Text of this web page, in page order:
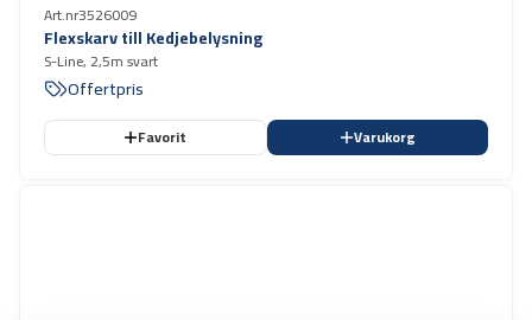
Art.nr3526009
Flexskarv till Kedjebelysning
S-Line, 2,5m svart
Offertpris
Favorit Varukorg